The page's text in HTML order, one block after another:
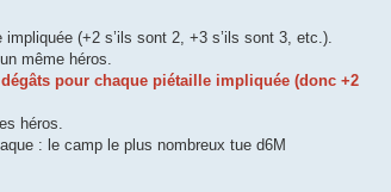
(+2 s’ils sont 2, +3 s’ils sont 3, etc.).
même héros.
pour chaque piétaille impliquée (donc +2
héros.
: le camp le plus nombreux tue d6M